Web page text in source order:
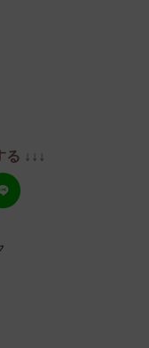
る ↓↓↓